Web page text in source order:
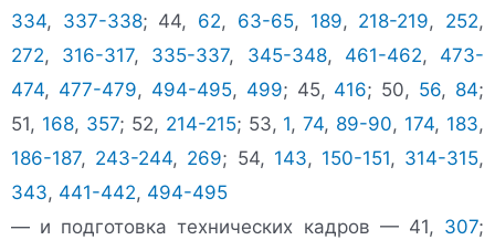
334, 337-338; 44, 62, 63-65, 189, 218-219, 252,
272, 316-317, 335-337, 345-348, 461-462, 473-
474, 477-479, 494-495, 499; 45, 416; 50, 56, 84;
51, 168, 357; 52, 214-215; 53, 1,74, 89-90, 174, 183,
186-187, 243-244, 269; 54, 143, 150-151, 314-315,
343, 441-442, 494-495
— и подготовка технических кадров — 41, 307;